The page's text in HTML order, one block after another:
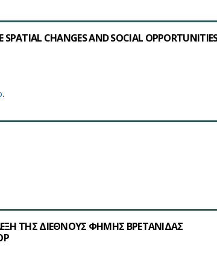
SPATIAL CHANGES AND SOCIAL
.
ΤΗΣ ΔΙΕΘΝΟΥΣ ΦΗΜΗΣ ΒΡΕΤΑΝΙΔΑΣ